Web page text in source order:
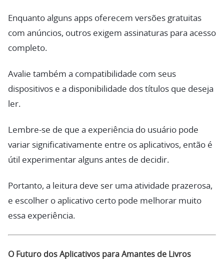
Enquanto alguns apps oferecem versões gratuitas
com anúncios, outros exigem assinaturas para acesso
completo.
Avalie também a compatibilidade com seus
dispositivos e a disponibilidade dos títulos que deseja
ler.
Lembre-se de que a experiência do usuário pode
variar significativamente entre os aplicativos, então é
útil experimentar alguns antes de decidir.
Portanto, a leitura deve ser uma atividade prazerosa,
e escolher o aplicativo certo pode melhorar muito
essa experiência.
O Futuro dos Aplicativos para Amantes de Livros